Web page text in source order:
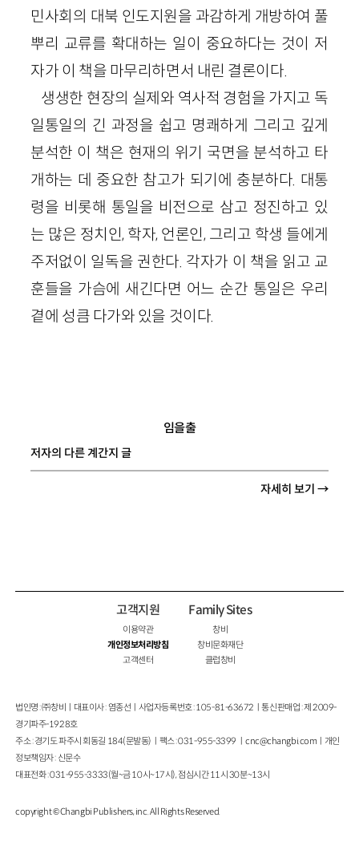
민사회의 대북 인도지원을 과감하게 개방하여 풀
뿌리 교류를 확대하는 일이 중요하다는 것이 저
자가 이 책을 마무리하면서 내린 결론이다.
생생한 현장의 실제와 역사적 경험을 가지고 독
일통일의 긴 과정을 쉽고 명쾌하게 그리고 깊게
분석한 이 책은 현재의 위기 국면을 분석하고 타
개하는 데 중요한 참고가 되기에 충분하다. 대통
령을 비롯해 통일을 비전으로 삼고 정진하고 있
는 많은 정치인, 학자, 언론인, 그리고 학생 들에게
주저없이 일독을 권한다. 각자가 이 책을 읽고 교
훈들을 가슴에 새긴다면 어느 순간 통일은 우리
곁에 성큼 다가와 있을 것이다.
임을출
저자의 다른 계간지 글
자세히 보기 →
고객지원
이용약관
개인정보처리방침
고객센터
Family Sites
창비
창비문화재단
클럽창비
법인명 : ㈜창비ㅣ대표이사 : 염종선ㅣ사업자등록번호 : 105-81-63672ㅣ통신판매업 : 제 2009-
경기파주-1928호
주소 : 경기도 파주시 회동길 184(문발동)ㅣ팩스 : 031-955-3399 ㅣcnc@changbi.com ㅣ개인
정보책임자 : 신문수
대표전화 : 031-955-3333(월~금 10시~17시), 점심시간 11시 30분~13시
copyright © Changbi Publishers, inc. All Rights Reserved.